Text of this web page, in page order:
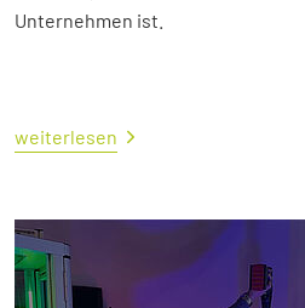
Unternehmen ist.
weiterlesen